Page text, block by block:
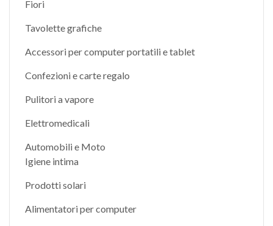
Fiori
Tavolette grafiche
Accessori per computer portatili e tablet
Confezioni e carte regalo
Pulitori a vapore
Elettromedicali
Automobili e Moto
Igiene intima
Prodotti solari
Alimentatori per computer